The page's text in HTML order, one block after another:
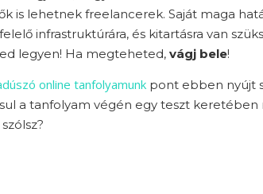
is lehetnek freelancerek. Saját maga
infrastruktúrára, és kitartásra van
legyen! Ha megteheted, vágj bele!
online tanfolyamunk pont ebben nyújt
a tanfolyam végén egy teszt